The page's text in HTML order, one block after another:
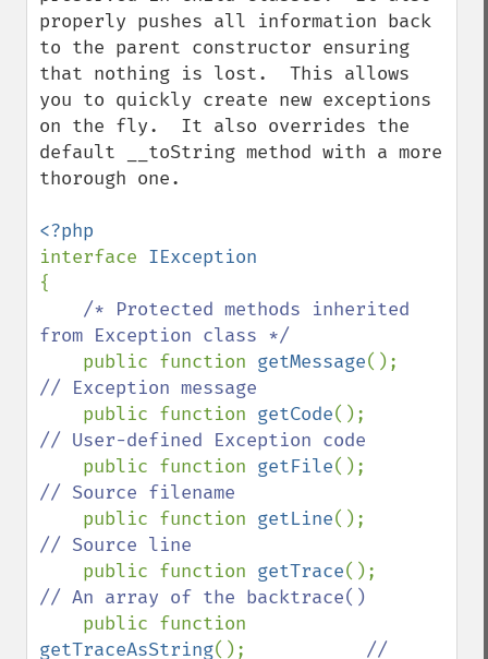
properly pushes all information back
to the parent constructor ensuring
that nothing is lost.  This allows
you to quickly create new exceptions
on the fly.  It also overrides the
default __toString method with a more
thorough one.
interface
{
/* Protected methods inherited
from Exception class */
public function getMessage
// Exception message
public function getCode
// User-defined Exception code
public function getFile
// Source filename
public function getLine
// Source line
public function getTrace
// An array of the backtrace()
getTraceAsString(); //